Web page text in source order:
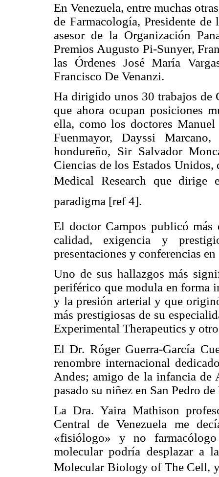
En Venezuela, entre muchas
de Farmacología, Presidente de
asesor de la Organización
Premios Augusto Pi-Sunyer,
las Órdenes José María
Francisco De Venanzi.
Ha dirigido unos 30 trabajos de
que ahora ocupan posiciones
ella, como los doctores
Fuenmayor, Dayssi
hondureño, Sir Salvador
Ciencias de los Estados
Medical Research que dirige
paradigma [ref 4].
El doctor Campos publicó más
calidad, exigencia y
presentaciones y conferencias
Uno de sus hallazgos más
periférico que modula en forma
y la presión arterial y que
más prestigiosas de su
Experimental Therapeutics y
El Dr. Róger Guerra-García
renombre internacional
Andes; amigo de la infancia de
pasado su niñez en San Pedro
La Dra. Yaira Mathison
Central de Venezuela me
«fisiólogo» y no
molecular podría desplazar a
Molecular Biology of The Cell,